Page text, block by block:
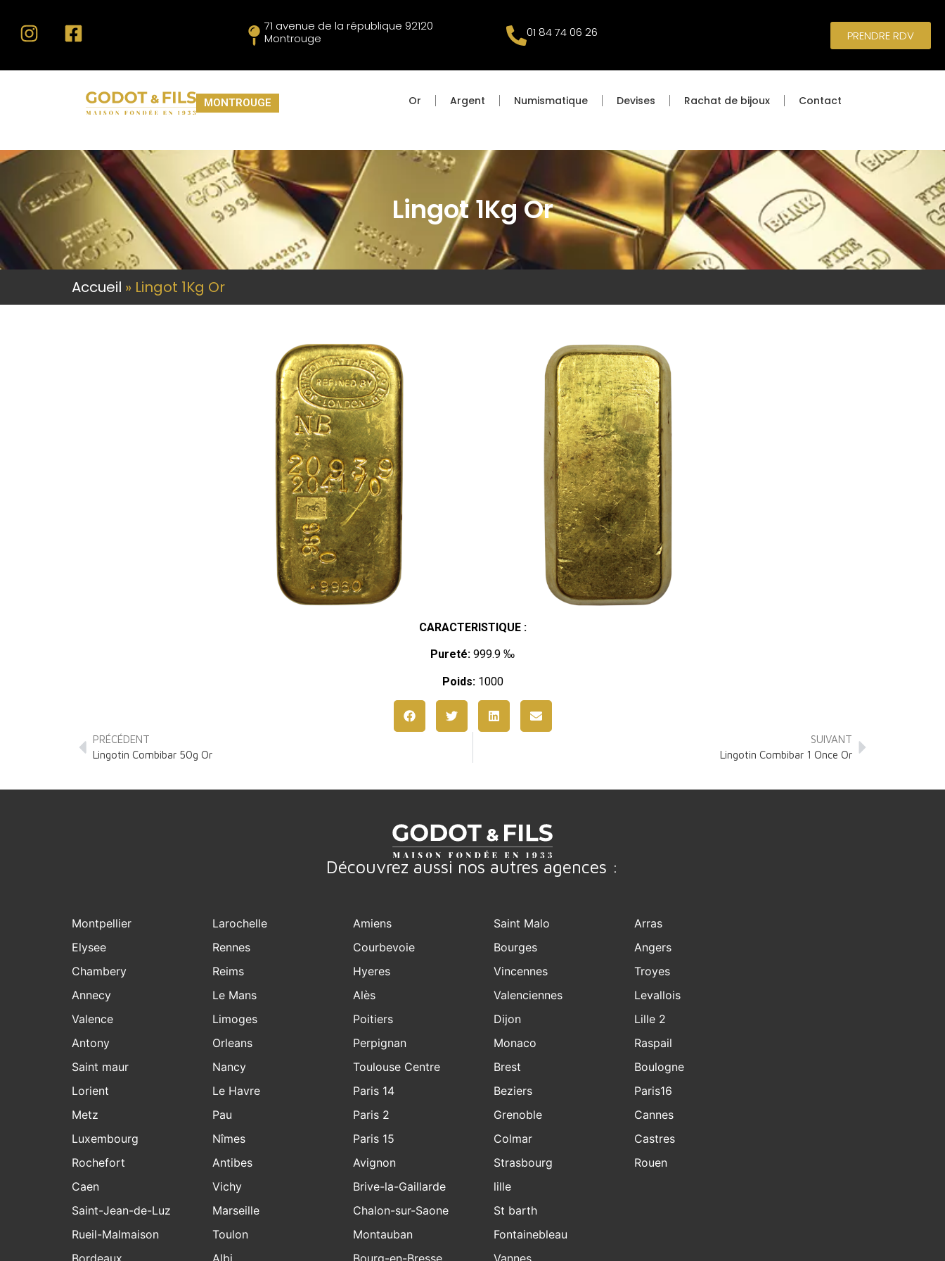
71 avenue de la république 92120
Montrouge
01 84 74 06 26 PRENDRE RDV
MONTROUGE Or Argent Numismatique Devises Rachat de bijoux Contact
Lingot 1Kg Or
Accueil » Lingot 1Kg Or
CARACTERISTIQUE :
Pureté: 999.9 ‰
Poids:1000
PRÉCÉDENT
Lingotin Combibar 50g Or
SUIVANT
Lingotin Combibar 1 Once Or
Découvrez aussi nos autres agences :
Montpellier
Elysee
Chambery
Annecy
Valence
Antony
Saint maur
Lorient
Metz
Luxembourg
Rochefort
Larochelle
Rennes
Reims
Le Mans
Limoges
Orleans
Nancy
Le Havre
Pau
Nîmes
Antibes
Amiens
Courbevoie
Hyeres
Alès
Poitiers
Perpignan
Toulouse Centre
Paris 14
Paris 2
Paris 15
Avignon
Saint Malo
Bourges
Vincennes
Valenciennes
Dijon
Monaco
Brest
Beziers
Grenoble
Colmar
Strasbourg
Arras
Angers
Troyes
Levallois
Lille 2
Raspail
Boulogne
Paris16
Cannes
Castres
Rouen
Caen
Saint-Jean-de-Luz
Rueil-Malmaison
Bordeaux
Vichy
Marseille
Toulon
Albi
Brive-la-Gaillarde
Chalon-sur-Saone
Montauban
Bourg-en-Bresse
lille
St barth
Fontainebleau
Vannes